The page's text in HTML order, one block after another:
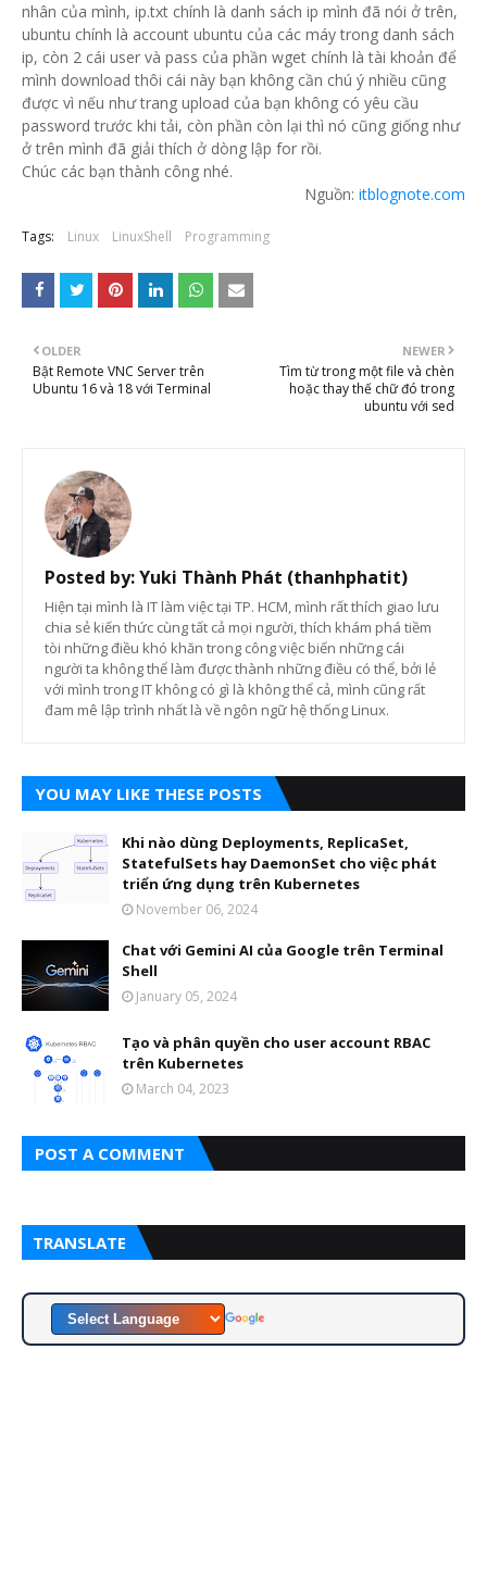
nhân của mình, ip.txt chính là danh sách ip mình đã nói ở trên,
ubuntu chính là account ubuntu của các máy trong danh sách
ip, còn 2 cái user và pass của phần wget chính là tài khoản để
mình download thôi cái này bạn không cần chú ý nhiều cũng
được vì nếu như trang upload của bạn không có yêu cầu
password trước khi tải, còn phần còn lại thì nó cũng giống như
ở trên mình đã giải thích ở dòng lập for rồi.
Chúc các bạn thành công nhé.
Nguồn: itblognote.com
Tags: Linux LinuxShell Programming
NEWER
Tìm từ trong một file và chèn
hoặc thay thế chữ đó trong
ubuntu với sed
OLDER
Bật Remote VNC Server trên
Ubuntu 16 và 18 với Terminal
Posted by:Yuki Thành Phát (thanhphatit)
Hiện tại mình là IT làm việc tại TP. HCM, mình rất thích giao lưu
chia sẻ kiến thức cùng tất cả mọi người, thích khám phá tiềm
tòi những điều khó khăn trong công việc biến những cái
người ta không thể làm được thành những điều có thể, bởi lẻ
với mình trong IT không có gì là không thể cả, mình cũng rất
đam mê lập trình nhất là về ngôn ngữ hệ thống Linux.
YOU MAY LIKE THESE POSTS
Khi nào dùng Deployments, ReplicaSet,
StatefulSets hay DaemonSet cho việc phát
triển ứng dụng trên Kubernetes
November 06, 2024
Chat với Gemini AI của Google trên Terminal
Shell
January 05, 2024
Tạo và phân quyền cho user account RBAC
trên Kubernetes
March 04, 2023
POST A COMMENT
TRANSLATE